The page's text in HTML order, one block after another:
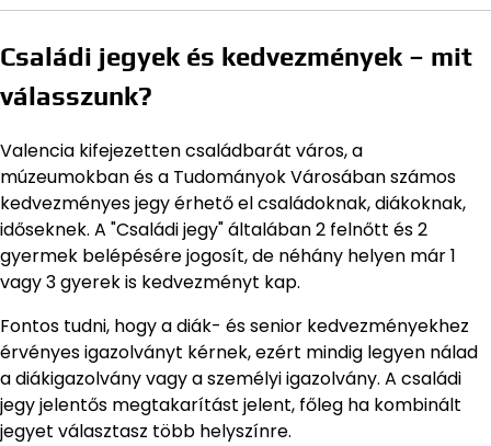
Családi jegyek és kedvezmények – mit
válasszunk?
Valencia kifejezetten családbarát város, a
múzeumokban és a Tudományok Városában számos
kedvezményes jegy érhető el családoknak, diákoknak,
időseknek. A "Családi jegy" általában 2 felnőtt és 2
gyermek belépésére jogosít, de néhány helyen már 1
vagy 3 gyerek is kedvezményt kap.
Fontos tudni, hogy a diák- és senior kedvezményekhez
érvényes igazolványt kérnek, ezért mindig legyen nálad
a diákigazolvány vagy a személyi igazolvány. A családi
jegy jelentős megtakarítást jelent, főleg ha kombinált
jegyet választasz több helyszínre.